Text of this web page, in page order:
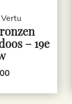
– 19e